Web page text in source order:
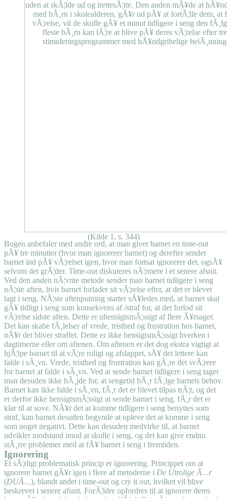
(Kilde 1, s. 344)
Bogen anbefaler med andre ord, at man giver barnet en time-out
pÃ¥ tre minutter (hvor man ignorerer barnet) og derefter sender
barnet ind pÃ¥ vÃ¦relset igen, hvor man fortsat ignorerer det, ogsÃ¥
selvom det grÃ¦der. Time-out diskuteres nÃ¦rmere i et senere afsnit.
Ved den anden nÃ¦vnte metode sender man barnet tidligere i seng
nÃ¦ste aften, hvis barnet forlader sit vÃ¦relse efter, at det er blevet
lagt i seng. NÃ¦ste aftenputning starter sÃ¥ledes med, at barnet skal
gÃ¥ tidligt i seng som konsekvens af /straf for, at det forlod sit
vÃ¦relse sidste aften. Dette er uhensigtsmÃ¦ssigt af flere Ã¥rsager.
Det kan skabe fÃ¸lelser af vrede, tristhed og frustration hos barnet,
nÃ¥r det bliver straffet. Dette er ikke hensigtsmÃ¦ssigt hverken i
dagtimerne eller om aftenen. Om aftenen er det dog ekstra vigtigt at
hjÃ¦lpe barnet til at vÃ¦re roligt og afslappet, sÃ¥ det lettere kan
falde i sÃ¸vn. Vrede, tristhed og frustration kan gÃ¸re det svÃ¦rere
for barnet at falde i sÃ¸vn. Ved at sende barnet tidligere i seng tager
man desuden ikke hÃ¸jde for, at sengetid bÃ¸r fÃ¸lge barnets behov.
Barnet kan ikke falde i sÃ¸vn, fÃ¸r det er blevet tilpas trÃ¦t, og det
er derfor ikke hensigtsmÃ¦ssigt at sende barnet i seng, fÃ¸r det er
klar til at sove. NÃ¥r det at komme tidligere i seng benyttes som
straf, kan barnet desuden begynde at opleve det at komme i seng
som noget negativt. Dette kan desuden medvirke til, at barnet
udvikler modstand imod at skulle i seng, og det kan give endnu
stÃ¸rre problemer med at fÃ¥ barnet i seng i fremtiden.
Ignorering
Et sÃ¦rligt problematisk princip er ignorering. Princippet om at
ignorere barnet gÃ¥r igen i flere af metoderne i De Utrolige Ã…r
(DUÃ…), blandt andet i time-out og cry it out, hvilket vil blive
beskrevet i senere afsnit. ForÃ¦ldre opfordres til at ignorere deres